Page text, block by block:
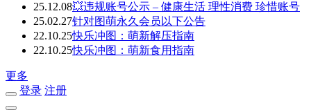
25.12.08💥违规账号公示 – 健康生活 理性消费 珍惜账号
25.02.27针对图萌永久会员以下公告
22.10.25快乐冲图：萌新解压指南
22.10.25快乐冲图：萌新食用指南
更多
登录 注册